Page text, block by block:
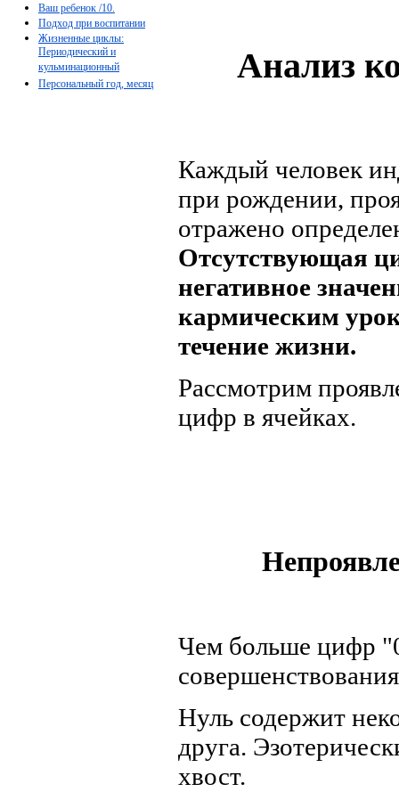
Анализ
Каждый человек
при рождении,
отражено
Отсутствующая
негативное
кармическим
течение жизни.
Рассмотрим
цифр в ячейках.
Чем больше цифр
Hуль содержит
друга.
хвост.
Ваш ребенок /10.
Подход при воспитании
Жизненные циклы:
Периодический и
кульминационный
Персональный год, месяц